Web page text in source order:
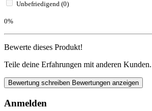
Unbefriedigend (0)
0%
Bewerte dieses Produkt!
Teile deine Erfahrungen mit anderen Kunden.
Bewertung schreiben Bewertungen anzeigen
Anmelden